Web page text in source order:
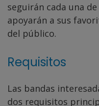
seguirán cada una
apoyarán a sus
del público.
Requisitos
Las bandas
dos requisitos